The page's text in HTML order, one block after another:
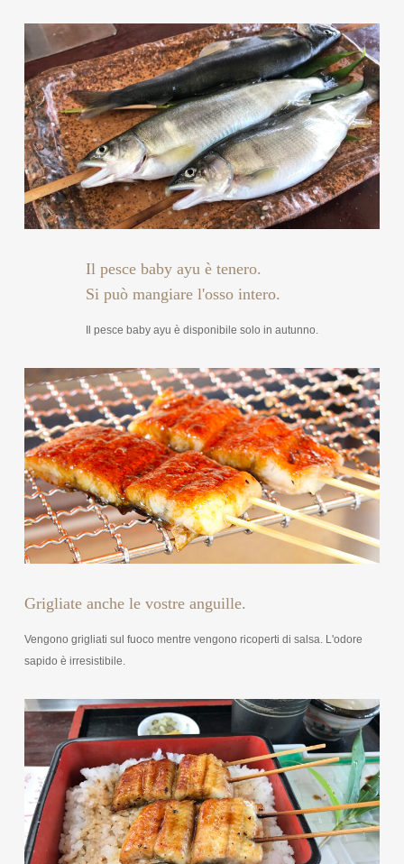
Il pesce baby ayu è tenero.
Si può mangiare l'osso intero.
Il pesce baby ayu è disponibile solo in autunno.
Grigliate anche le vostre anguille.
Vengono grigliati sul fuoco mentre vengono ricoperti di salsa. L'odore
sapido è irresistibile.